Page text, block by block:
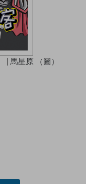
| 馬星原 （圖）